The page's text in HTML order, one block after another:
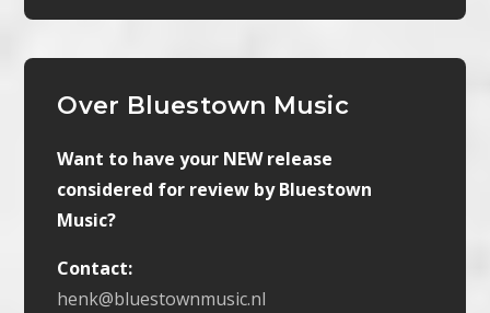
Over Bluestown Music
Want to have your NEW release
considered for review by Bluestown
Music?
Contact:
henk@bluestownmusic.nl